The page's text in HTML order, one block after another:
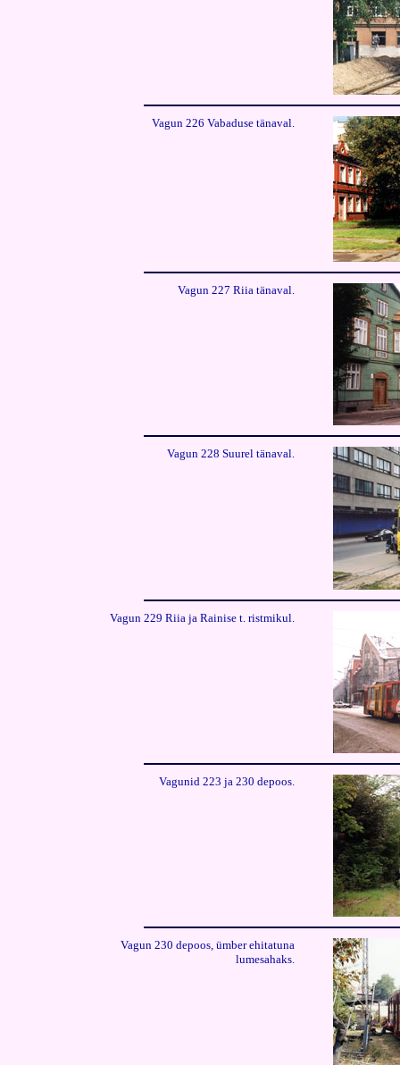
Vagun 226 Vabaduse tänaval.
Vagun 227 Riia tänaval.
Vagun 228 Suurel tänaval.
Vagun 229 Riia ja Rainise t. ristmikul.
Vagunid 223 ja 230 depoos.
Vagun 230 depoos, ümber ehitatuna
lumesahaks.